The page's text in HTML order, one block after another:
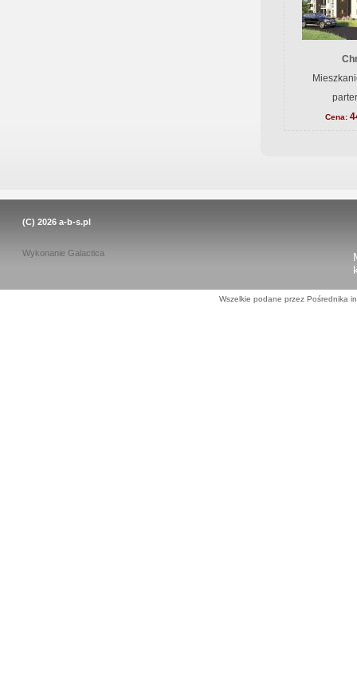
Cena:
(C) 2026 a-b-s.pl
Wykonanie Galactica
Wszelkie podane przez Pośrednika